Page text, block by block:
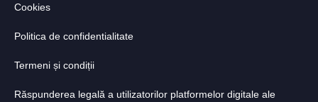
Cookies
Politica de confidentialitate
Termeni și condiții
Răspunderea legală a utilizatorilor platformelor digitale ale